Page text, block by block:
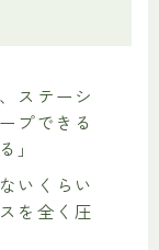
ステーシ
プできる
」
いくらい
を全く圧